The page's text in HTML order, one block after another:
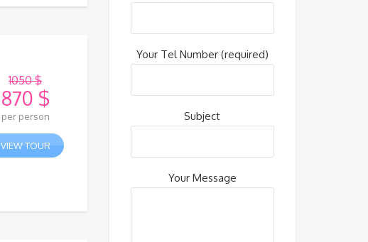
750 $.
1050$
Le
prix
initial
était :
870 $
Le
prix
actuel
per person
VIEW TOUR
Your Tel Number (required)
Subject
Your Message